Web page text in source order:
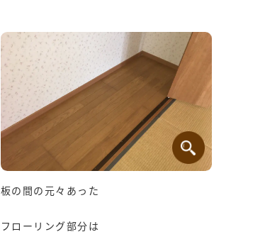
板の間の元々あった
フローリング部分は